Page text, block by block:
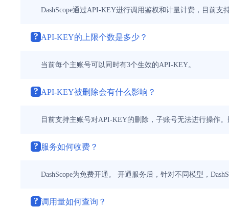
DashScope通过API-KEY进行调用鉴权和计量计费，目前支
? API-KEY的上限个数是多少？
当前每个主账号可以同时有3个生效的API-KEY。
? API-KEY被删除会有什么影响？
目前支持主账号对API-KEY的删除，子账号无法进行操作
? 服务如何收费？
DashScope为免费开通。 开通服务后，针对不同模型，
? 调用量如何查询？